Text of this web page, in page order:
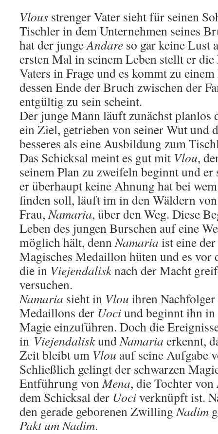
Vlous strenger Vater sieht für seinen
Tischler in dem Unternehmen seines
hat der jungeAndare so gar keine Lust
ersten Mal in seinem Leben stellt er
Vaters in Frage und es kommt zu
dessen Ende der Bruch zwischen der
entgültig zu sein scheint.
Der junge Mann läuft zunächst planlos
ein Ziel, getrieben von seiner Wut und
besseres als eine Ausbildung zum
Das Schicksal meint es gut mit Vlou,
seinem Plan zu zweifeln beginnt und
er überhaupt keine Ahnung hat bei
finden soll, läuft im in den Wäldern
Frau,Namaria, über den Weg. Diese
Leben des jungen Burschen auf eine
möglich hält, dennNamaria ist eine der
Magisches Medaillon hüten und es vor
die in Viejendalisknach der Macht
versuchen.
Namaria sieht in Vlou ihren
Medaillons der Uociund beginnt ihn
Magie einzuführen. Doch die
in ViejendaliskundNamaria erkennt,
Zeit bleibt um Vlou auf seine Aufgabe
Schließlich gelingt der schwarzen
Entführung vonMena, die Tochter von
dem Schicksal der Uociverknüpft ist.
den gerade geborenen ZwillingNadim
Pakt um Nadim.